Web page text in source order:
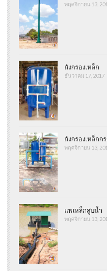
พฤศจิกายน 13,
ถังกรองเหล็ก
ธันวาคม 17, 2017
ถังกรองเหล็ก
พฤศจิกายน 13,
แพเหล็กสูบน้ำ
พฤศจิกายน 13,